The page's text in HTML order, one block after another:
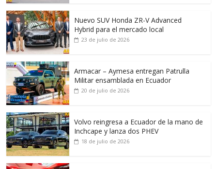
Nuevo SUV Honda ZR-V Advanced
Hybrid para el mercado local
23 de julio de 2026
Armacar – Aymesa entregan Patrulla
Militar ensamblada en Ecuador
20 de julio de 2026
Volvo reingresa a Ecuador de la mano de
Inchcape y lanza dos PHEV
18 de julio de 2026